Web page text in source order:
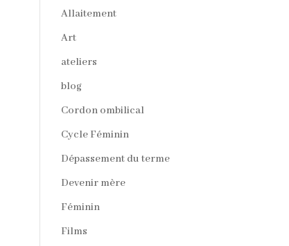
Allaitement
Art
ateliers
blog
Cordon ombilical
Cycle Féminin
Dépassement du terme
Devenir mère
Féminin
Films